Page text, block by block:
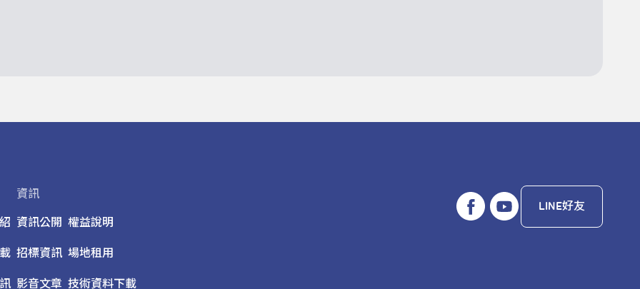
資訊
資訊公開
招標資訊
影音文章
權益說明
場地租用
技術資料下載
LINE好友